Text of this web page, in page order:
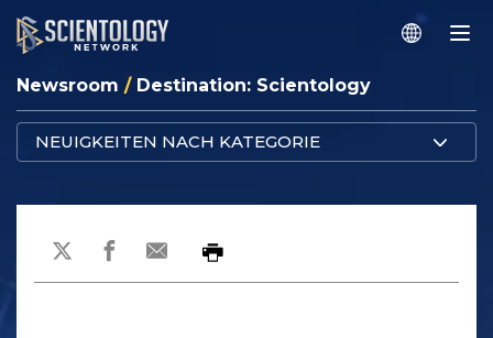
Newsroom / Destination: Scientology
NEUIGKEITEN NACH KATEGORIE